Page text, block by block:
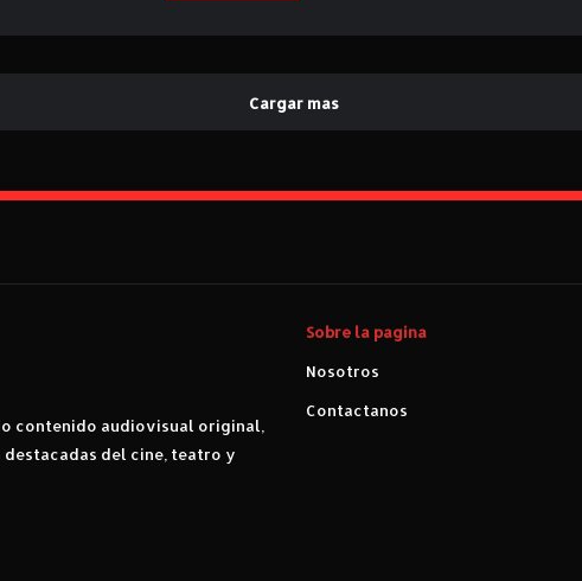
Cargar mas
contenido audiovisual original,
del cine, teatro y
Sobre la pagina
Nosotros
Contactanos